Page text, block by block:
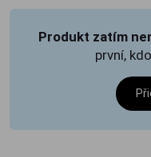
Produkt zatím
první,